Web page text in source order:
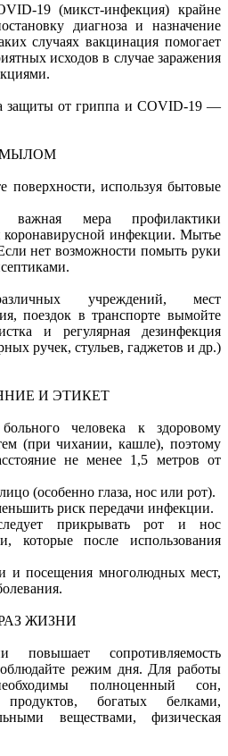
19 (микст-инфекция) крайне
диагноза и назначение
случаях вакцинация помогает
исходов в случае заражения
защиты от гриппа и COVID-19 —
МЫЛОМ
поверхности, используя бытовые
мера профилактики
коронавирусной инфекции. Мытье
нет возможности помыть руки
учреждений, мест
поездок в транспорте вымойте
и регулярная дезинфекция
ручек, стульев, гаджетов и др.)
И ЭТИКЕТ
человека к здоровому
(при чихании, кашле), поэтому
не менее 1,5 метров от
(особенно глаза, нос или рот).
риск передачи инфекции.
прикрывать рот и нос
которые после использования
и посещения многолюдных мест,
ЖИЗНИ
повышает сопротивляемость
режим дня. Для работы
полноценный сон,
богатых белками,
веществами, физическая